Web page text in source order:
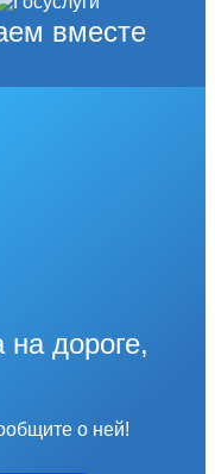
вместе
дороге,
о ней!